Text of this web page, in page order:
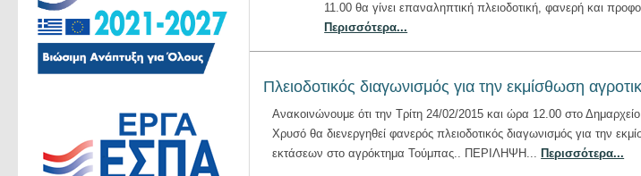
11.00 θα γίνει επαναληπτική πλειοδοτική, φανερή και
Περισσότερα...
Πλειοδοτικός διαγωνισμός για την εκμίσθωση
Ανακοινώνουμε ότι την Τρίτη 24/02/2015 και ώρα 12.00 στο
Χρυσό θα διενεργηθεί φανερός πλειοδοτικός διαγωνισμός για την
εκτάσεων στο αγρόκτημα Τούμπας.. ΠΕΡΙΛΗΨΗ... Περισσότερα...